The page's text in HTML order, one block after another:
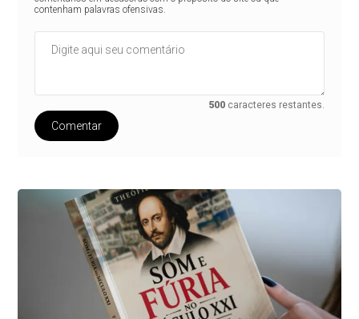
contenham palavras ofensivas.
500 caracteres restantes.
Comentar